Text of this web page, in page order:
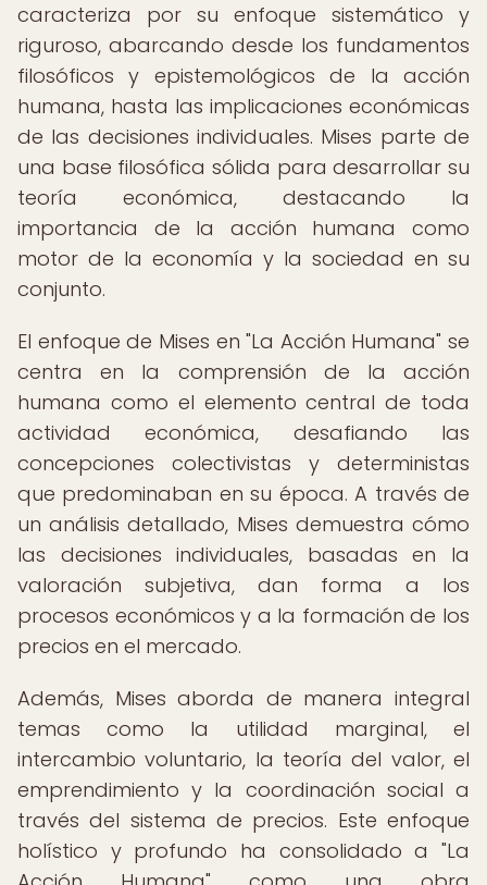
caracteriza por su enfoque sistemático y
riguroso, abarcando desde los fundamentos
filosóficos y epistemológicos de la acción
humana, hasta las implicaciones económicas
de las decisiones individuales. Mises parte de
una base filosófica sólida para desarrollar su
teoría económica, destacando la
importancia de la acción humana como
motor de la economía y la sociedad en su
conjunto.
El enfoque de Mises en "La Acción Humana" se
centra en la comprensión de la acción
humana como el elemento central de toda
actividad económica, desafiando las
concepciones colectivistas y deterministas
que predominaban en su época. A través de
un análisis detallado, Mises demuestra cómo
las decisiones individuales, basadas en la
valoración subjetiva, dan forma a los
procesos económicos y a la formación de los
precios en el mercado.
Además, Mises aborda de manera integral
temas como la utilidad marginal, el
intercambio voluntario, la teoría del valor, el
emprendimiento y la coordinación social a
través del sistema de precios. Este enfoque
holístico y profundo ha consolidado a "La